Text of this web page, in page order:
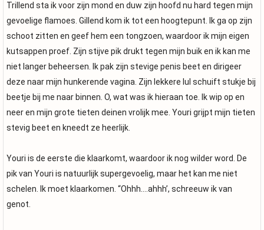
Trillend sta ik voor zijn mond en duw zijn hoofd nu hard tegen mijn
gevoelige flamoes. Gillend kom ik tot een hoogtepunt. Ik ga op zijn
schoot zitten en geef hem een tongzoen, waardoor ik mijn eigen
kutsappen proef. Zijn stijve pik drukt tegen mijn buik en ik kan me
niet langer beheersen. Ik pak zijn stevige penis beet en dirigeer
deze naar mijn hunkerende vagina. Zijn lekkere lul schuift stukje bij
beetje bij me naar binnen. O, wat was ik hieraan toe. Ik wip op en
neer en mijn grote tieten deinen vrolijk mee. Youri grijpt mijn tieten
stevig beet en kneedt ze heerlijk.
Youri is de eerste die klaarkomt, waardoor ik nog wilder word. De
pik van Youri is natuurlijk supergevoelig, maar het kan me niet
schelen. Ik moet klaarkomen. “Ohhh….ahhh’, schreeuw ik van
genot.